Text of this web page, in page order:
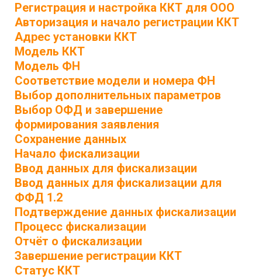
Регистрация и настройка ККТ для ООО
Авторизация и начало регистрации ККТ
Адрес установки ККТ
Модель ККТ
Модель ФН
Соответствие модели и номера ФН
Выбор дополнительных параметров
Выбор ОФД и завершение
формирования заявления
Сохранение данных
Начало фискализации
Ввод данных для фискализации
Ввод данных для фискализации для
ФФД 1.2
Подтверждение данных фискализации
Процесс фискализации
Отчёт о фискализации
Завершение регистрации ККТ
Статус ККТ